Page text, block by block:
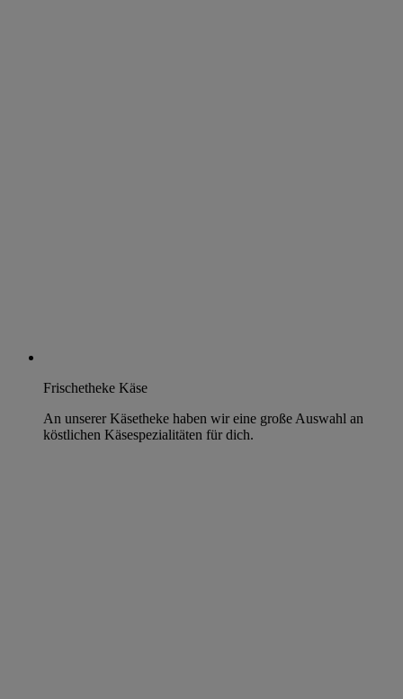
Frischetheke Käse
An unserer Käsetheke haben wir eine große Auswahl an
köstlichen Käsespezialitäten für dich.